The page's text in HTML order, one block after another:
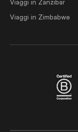
Viaggi in Zanzibar
Viaggi in Zimbabwe